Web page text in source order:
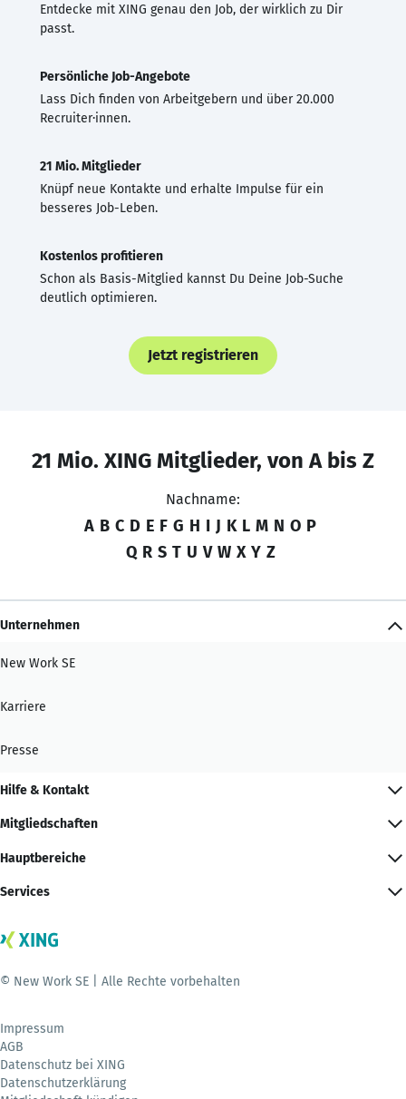
Entdecke mit XING genau den Job, der wirklich zu Dir
passt.
Persönliche Job-Angebote
Lass Dich finden von Arbeitgebern und über 20.000
Recruiter·innen.
21 Mio. Mitglieder
Knüpf neue Kontakte und erhalte Impulse für ein
besseres Job-Leben.
Kostenlos profitieren
Schon als Basis-Mitglied kannst Du Deine Job-Suche
deutlich optimieren.
Jetzt registrieren
21 Mio. XING Mitglieder, von A bis Z
Nachname:
A B C D E F G H I J K L M N O P
Q R S T U V W X Y Z
Unternehmen
New Work SE
Karriere
Presse
Hilfe & Kontakt
Mitgliedschaften
Hauptbereiche
Services
© New Work SE | Alle Rechte vorbehalten
Impressum
AGB
Datenschutz bei XING
Datenschutzerklärung